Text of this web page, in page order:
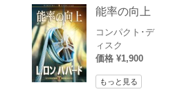
能率の向上
コンパクト･デ
ィスク
価格 ¥1,900
もっと見る